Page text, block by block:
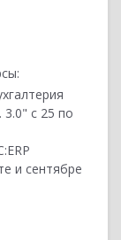
3.0" с 25 по
и сентябре